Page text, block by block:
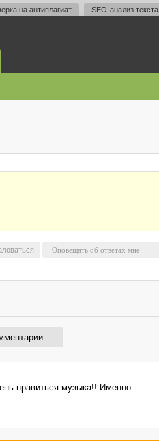
на антиплагиат SEO-анализ текста
нравиться музыка!! Именно